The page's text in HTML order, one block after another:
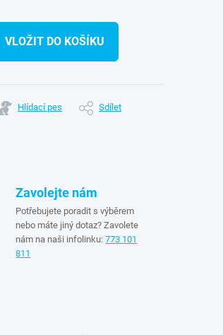
VLOŽIT DO KOŠÍKU
Hlídací pes Sdílet
Zavolejte nám
Potřebujete poradit s výběrem
nebo máte jiný dotaz? Zavolete
nám na naši infolinku:773 101
811